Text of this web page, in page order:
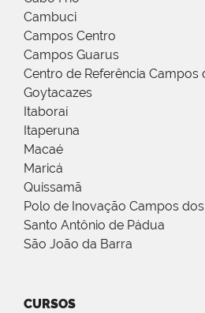
Cambuci
Campos Centro
Campos Guarus
Centro de Referência Campos
Goytacazes
Itaboraí
Itaperuna
Macaé
Maricá
Quissamã
Polo de Inovação Campos
Santo Antônio de Pádua
São João da Barra
CURSOS